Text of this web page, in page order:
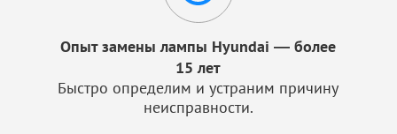
Опыт замены лампы Hyundai — более
15 лет
Быстро определим и устраним причину
неисправности.